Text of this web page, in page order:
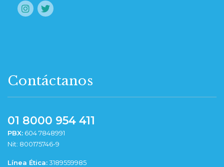
Contáctanos
01 8000 954 411
PBX: 604 7848991
Nit: 800175746-9
Línea Ética:3189559985